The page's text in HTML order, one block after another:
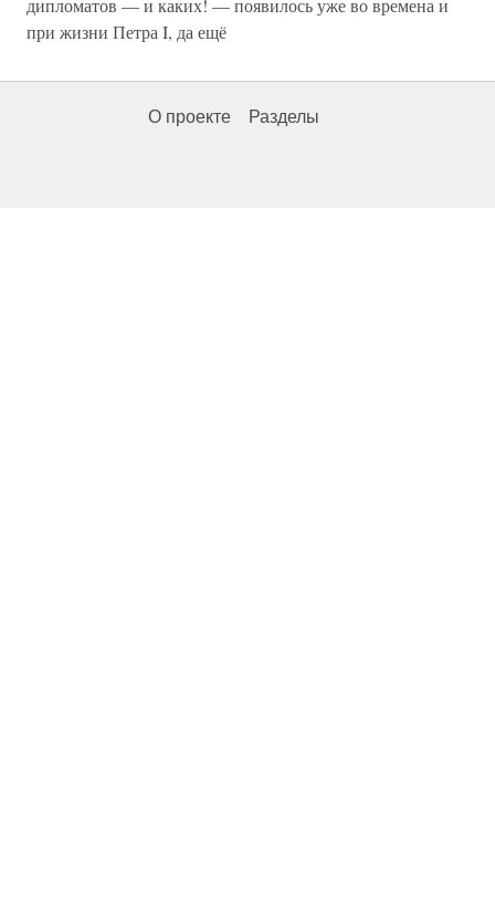
дипломатов — и каких! — появилось уже во времена и
при жизни Петра I, да ещё
О проекте Разделы